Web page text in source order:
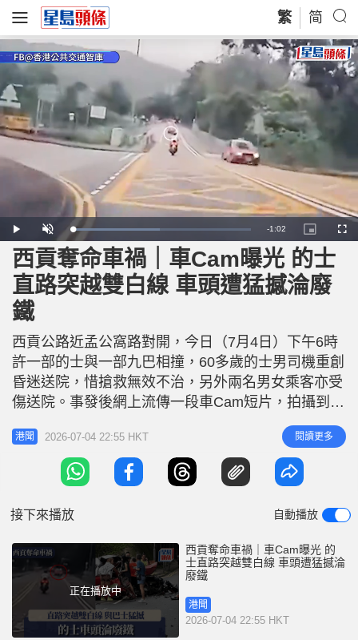
繁 简
P
l
a
y
U
n
m
u
t
e
L
o
a
d
e
d
:
4
9
R
e
m
n
n
-1:02
P
i
c
t
u
r
e
-
i
c
t
u
r
e
F
u
西貢奪命車禍｜車Cam曝光 的士
直路突越雙白線 車頭遭猛撼淪廢
鐵
西貢公路近孟公窩路對開，今日（7月4日）下午6時
許一部的士與一部九巴相撞，60多歲的士男司機重創
昏迷送院，惜搶救無效不治，另外兩名男女乘客亦受
傷送院。事發後網上流傳一段車Cam短片，拍攝到意
外發生過一刻。 片段顯示，當時的士沿西貢公路往
西貢市中心方向行駛，當時的士位於直路，行駛途中
突然越過雙白線，對面線的92號九巴收掣不及直撞的
士。的士捱撞後大批零件飛脫，滿地殘骸，車頭更淪
港聞 2026-07-04 22:55 HKT 閱讀更多
接下來播放 自動播放
正在播放中
西貢奪命車禍｜車Cam曝光 的
士直路突越雙白線 車頭遭猛撼淪
廢鐵
港聞
2026-07-04 22:55 HKT